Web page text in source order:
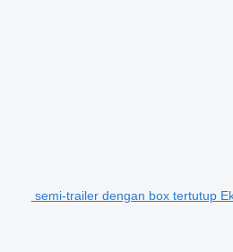
semi-trailer dengan box tertutup